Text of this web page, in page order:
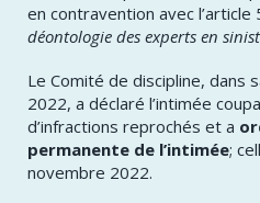
en contravention avec l’article
déontologie des experts en
Le Comité de discipline, dans
2022, a déclaré l’intimée
d’infractions reprochés et a
permanente de l’intimée;
novembre 2022.